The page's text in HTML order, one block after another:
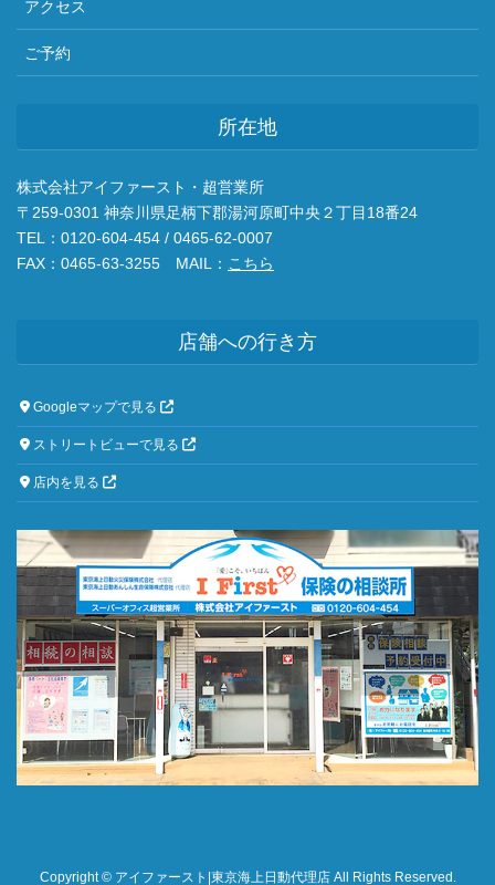
アクセス
ご予約
所在地
株式会社アイファースト・超営業所
〒259-0301 神奈川県足柄下郡湯河原町中央２丁目18番24
TEL：0120-604-454 / 0465-62-0007
FAX：0465-63-3255 MAIL： こちら
店舗への行き方
Googleマップで見る
ストリートビューで見る
店内を見る
Copyright © アイファースト|東京海上日動代理店 All Rights Reserved.